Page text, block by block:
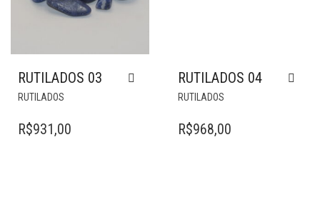
RUTILADOS 03
RUTILADOS
R$931,00
RUTILADOS 04
RUTILADOS
R$968,00